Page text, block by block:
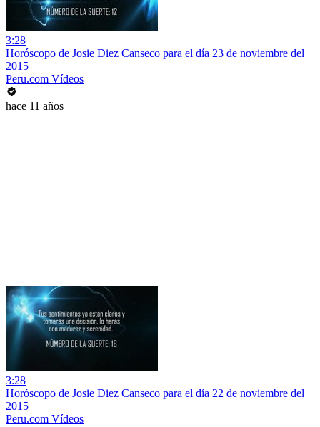
3:28
Horóscopo de Josie Diez Canseco para el día 23 de noviembre del
2015
Peru.com Vídeos
hace 11 años
3:28
Horóscopo de Josie Diez Canseco para el día 22 de noviembre del
2015
Peru.com Vídeos